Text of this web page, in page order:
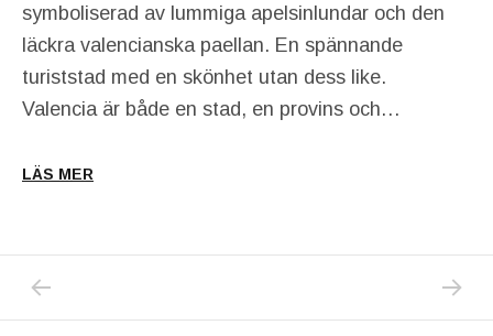
symboliserad av lummiga apelsinlundar och den
läckra valencianska paellan. En spännande
turiststad med en skönhet utan dess like.
Valencia är både en stad, en provins och…
LÄS MER
Inläggsnavigering NEXT